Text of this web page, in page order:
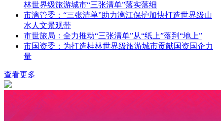
林世界级旅游城市“三张清单”落实落细
市漓管委：“三张清单”助力漓江保护加快打造世界级山
水人文景观带
市世旅局：全力推动“三张清单”从“纸上”落到“地上”
市国资委：为打造桂林世界级旅游城市贡献国资国企力
量
查看更多